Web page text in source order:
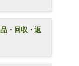
・回収・返